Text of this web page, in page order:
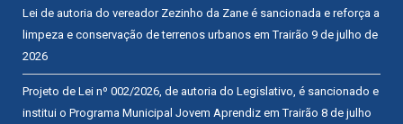
Lei de autoria do vereador Zezinho da Zane é sancionada e reforça a
limpeza e conservação de terrenos urbanos em Trairão 9 de julho de
2026
Projeto de Lei nº 002/2026, de autoria do Legislativo, é sancionado e
institui o Programa Municipal Jovem Aprendiz em Trairão 8 de julho